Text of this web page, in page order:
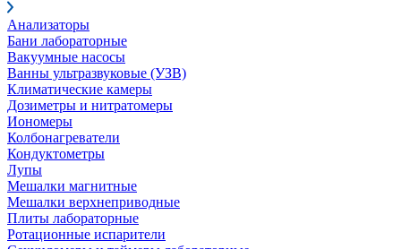
Анализаторы
Бани лабораторные
Вакуумные насосы
Ванны ультразвуковые (УЗВ)
Климатические камеры
Дозиметры и нитратомеры
Иономеры
Колбонагреватели
Кондуктометры
Лупы
Мешалки магнитные
Мешалки верхнеприводные
Плиты лабораторные
Ротационные испарители